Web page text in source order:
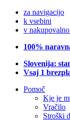
za navigacijo
k vsebini
v
100%
Slovenija:
Vsaj 1
Pomoč
Kje je
Vračilo
Stroški